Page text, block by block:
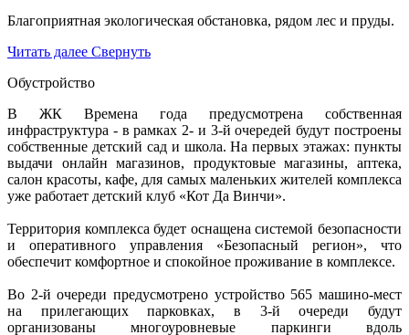
Благоприятная экологическая обстановка, рядом лес и пруды.
Читать далее Свернуть
Обустройство
В ЖК Времена года предусмотрена собственная
инфраструктура - в рамках 2- и 3-й очередей будут построены
собственные детский сад и школа. На первых этажах: пункты
выдачи онлайн магазинов, продуктовые магазины, аптека,
салон красоты, кафе, для самых маленьких жителей комплекса
уже работает детский клуб «Кот Да Винчи».
Территория комплекса будет оснащена системой безопасности
и оперативного управления «Безопасный регион», что
обеспечит комфортное и спокойное проживание в комплексе.
Во 2-й очереди предусмотрено устройство 565 машино-мест
на прилегающих парковках, в 3-й очереди будут
организованы многоуровневые паркинги вдоль